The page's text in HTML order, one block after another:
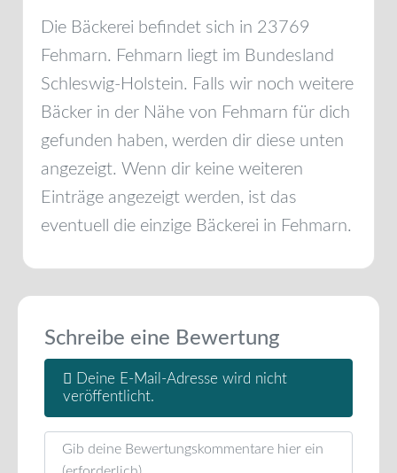
Die Bäckerei befindet sich in 23769
Fehmarn. Fehmarn liegt im Bundesland
Schleswig-Holstein. Falls wir noch weitere
Bäcker in der Nähe von Fehmarn für dich
gefunden haben, werden dir diese unten
angezeigt. Wenn dir keine weiteren
Einträge angezeigt werden, ist das
eventuell die einzige Bäckerei in Fehmarn.
Schreibe eine Bewertung
Deine E-Mail-Adresse wird nicht
veröffentlicht.
Rezensionstext